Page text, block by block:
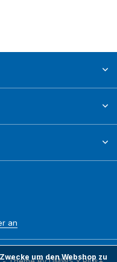
an
um den Webshop zu